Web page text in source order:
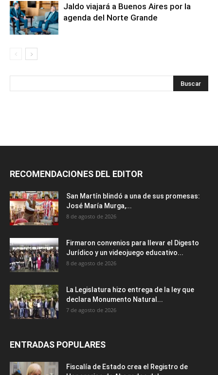
Jaldo viajará a Buenos Aires por la
agenda del Norte Grande
RECOMENDACIONES DEL EDITOR
San Martín blindó a una de sus promesas:
José María Murga,...
8 de agosto de 2026
Firmaron convenios para llevar el Digesto
Jurídico y un videojuego educativo...
8 de agosto de 2026
La Legislatura hizo entrega de la ley que
declara Monumento Natural...
7 de agosto de 2026
ENTRADAS POPULARES
Fiscalía de Estado crea el Registro de